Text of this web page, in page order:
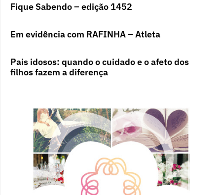
Fique Sabendo – edição 1452
Em evidência com RAFINHA – Atleta
Pais idosos: quando o cuidado e o afeto dos
filhos fazem a diferença